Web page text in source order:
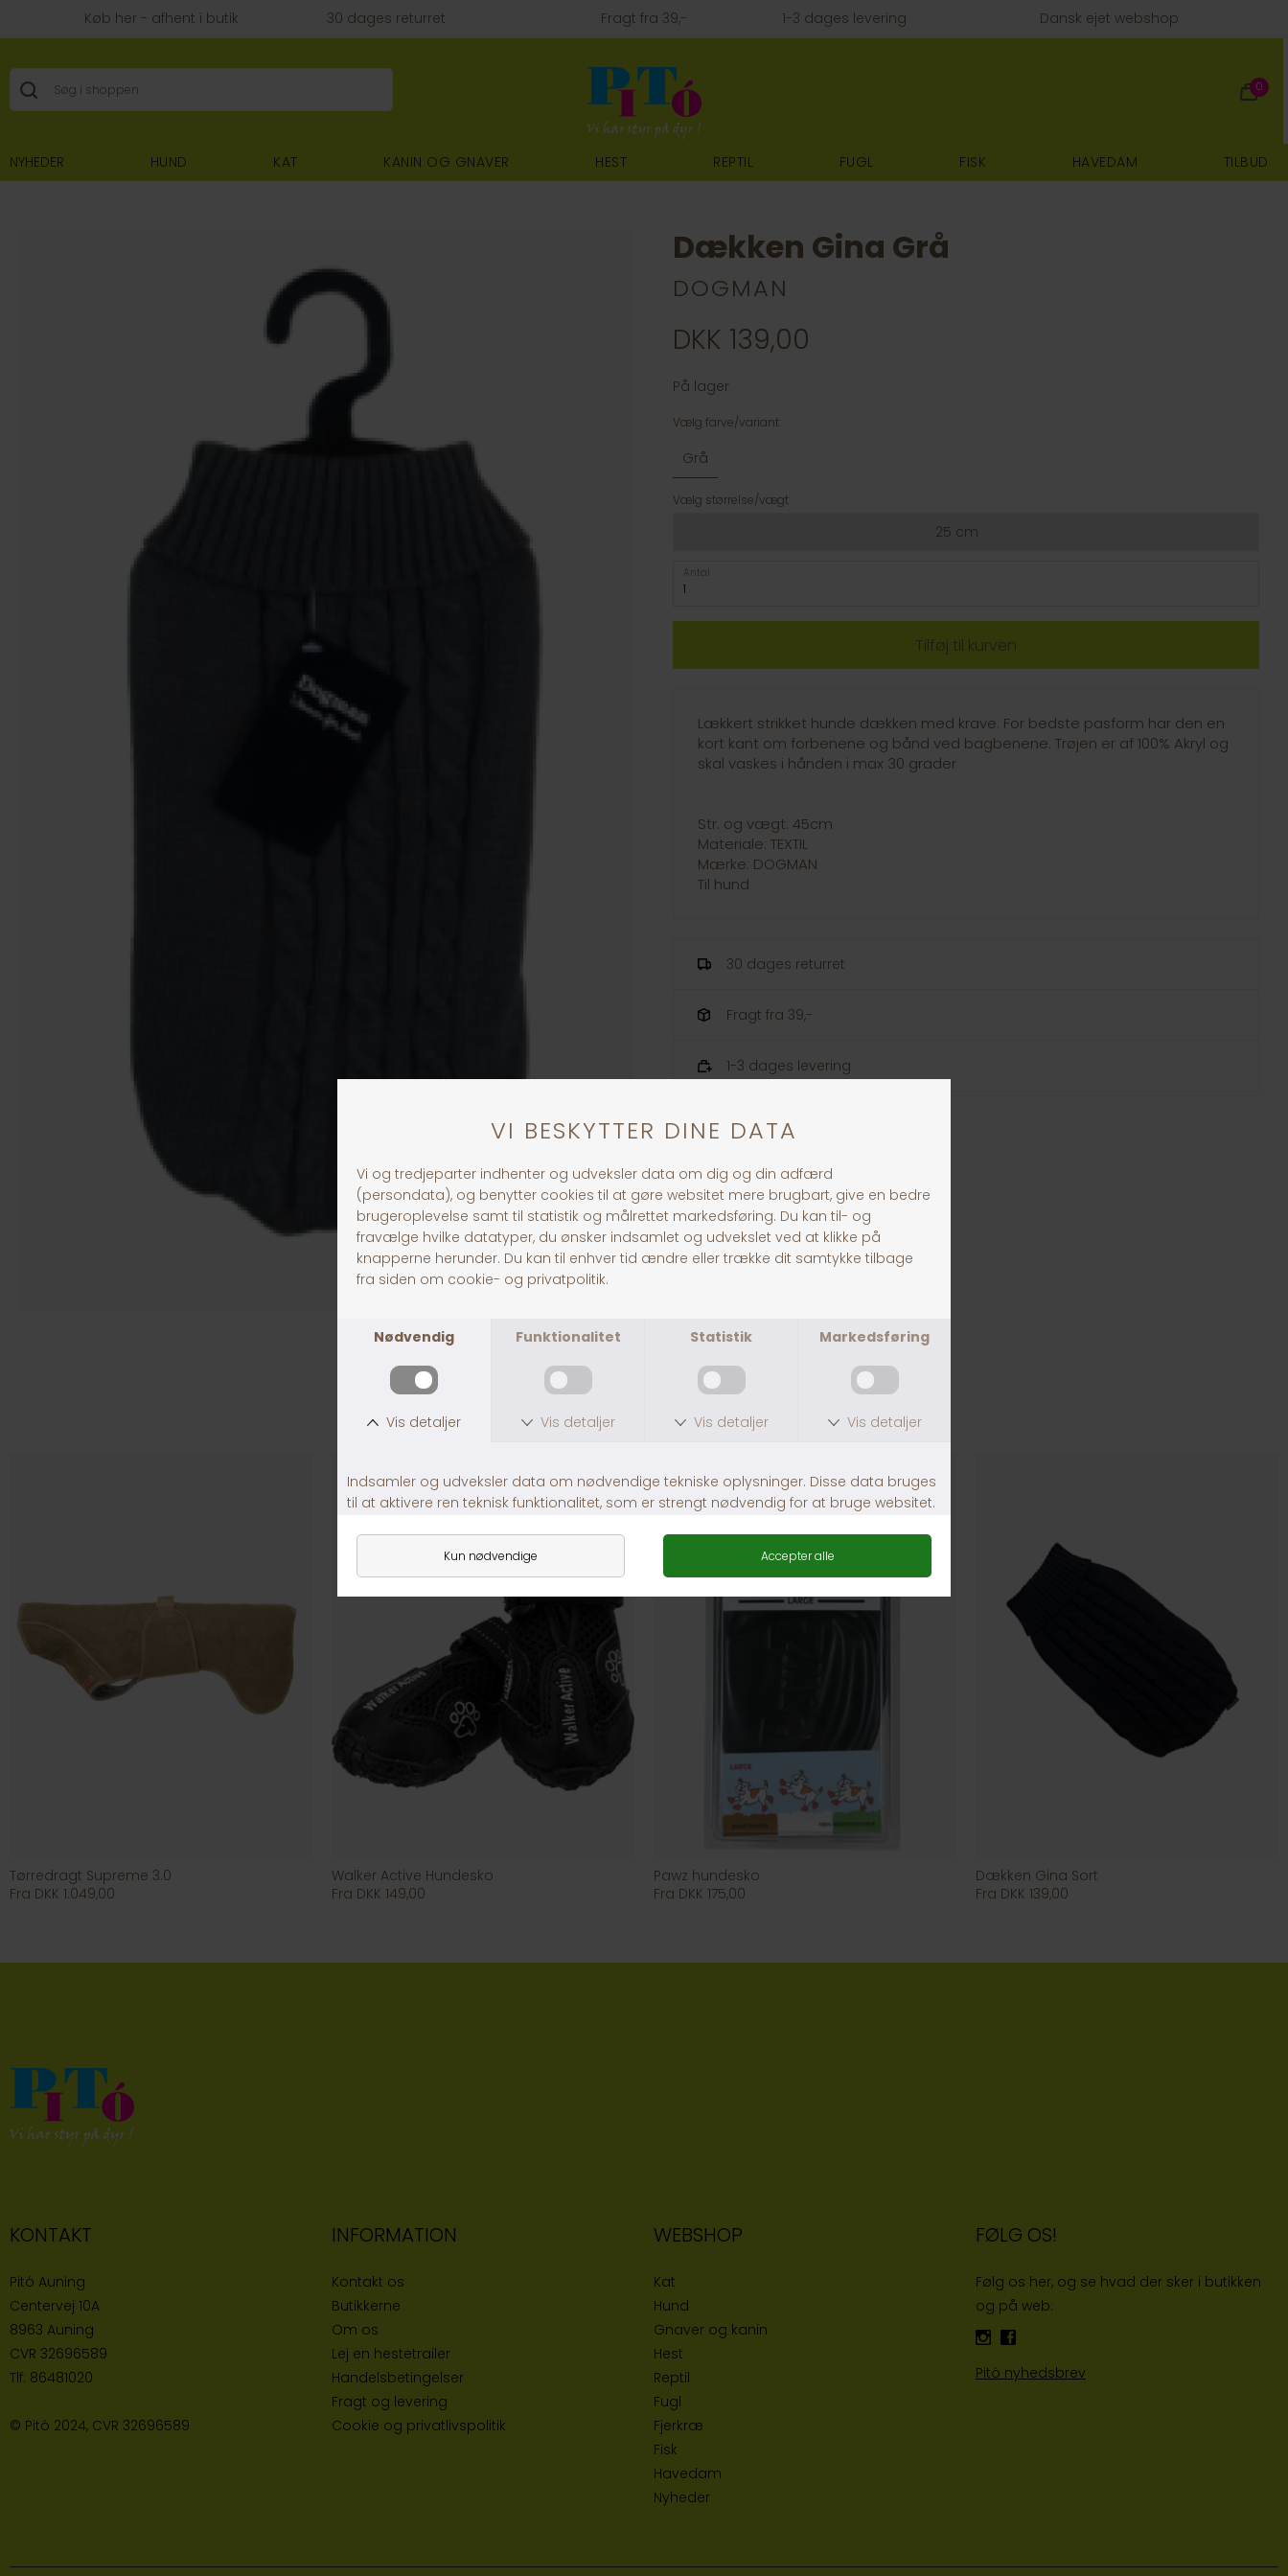
Køb her - afhent i butik 30 dages returret Fragt fra 39,- 1-3 dages levering Dansk ejet webshop
0
NYHEDER HUND KAT KANIN OG GNAVER HEST REPTIL FUGL FISK HAVEDAM TILBUD
Dækken Gina Grå
DOGMAN
DKK 139,00
På lager
Vælg farve/variant:
Grå
Vælg størrelse/vægt:
25 cm
Antal
Lækkert strikket hunde dækken med krave. For bedste pasform har den en
kort kant om forbenene og bånd ved bagbenene. Trøjen er af 100% Akryl og
skal vaskes i hånden i max 30 grader
Str. og vægt: 45cm
Materiale: TEXTIL
Mærke: DOGMAN
Til hund
30 dages returret
Fragt fra 39,-
1-3 dages levering
ANDRE KØBTE OGSÅ
Tørredragt Supreme 3.0
Fra DKK 1.049,00
Walker Active Hundesko
Fra DKK 149,00
Pawz hundesko
Fra DKK 175,00
Dækken Gina Sort
Fra DKK 139,00
KONTAKT
Pitó Auning
Centervej 10A
8963 Auning
CVR 32696589
Tlf: 86481020
© Pitó 2024, CVR 32696589
INFORMATION
Kontakt os
Butikkerne
Om os
Lej en hestetrailer
Handelsbetingelser
Fragt og levering
Cookie og privatlivspolitik
WEBSHOP
Kat
Hund
Gnaver og kanin
Hest
Reptil
Fugl
Fjerkræ
Fisk
Havedam
Nyheder
FØLG OS!
Følg os her, og se hvad der sker i butikken
og på web:
Pitó nyhedsbrev